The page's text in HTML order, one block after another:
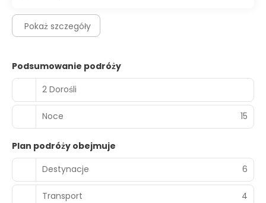
Pokaż szczegóły
Podsumowanie podróży
2 Dorośli
Noce 15
Plan podróży obejmuje
Destynacje
6
Transport 4